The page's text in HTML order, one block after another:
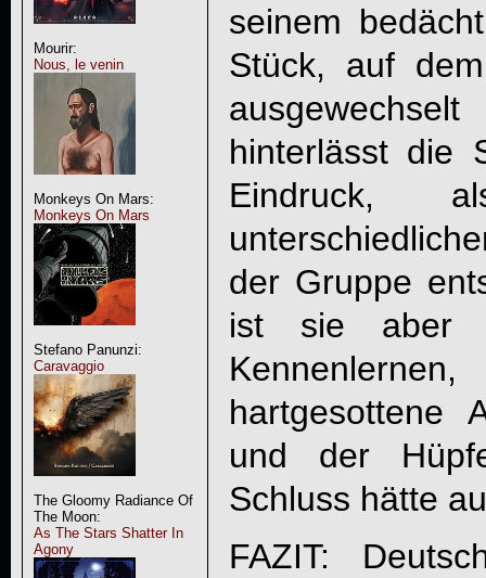
Mourir:
Nous, le venin
Monkeys On Mars:
Monkeys On Mars
Stefano Panunzi:
Caravaggio
The Gloomy Radiance Of
The Moon:
As The Stars Shatter In
Agony
seinem
Stück, auf
hinterlässt die
der Gruppe
ist sie aber
und der
Schluss hätte
FAZIT: